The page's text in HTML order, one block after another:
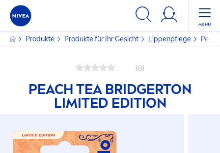
Produkte Produkte für Ihr Gesicht Lippenpflege
(0)
PEACH TEA BRIDGERTON
LIMITED EDITION